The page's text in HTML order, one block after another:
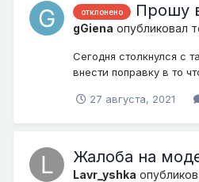
отклонено Прошу
gGiena опубликовал
Сегодня столкнулся с
внести поправку в то
27 августа, 2021
Жалоба на
Lavr_yshka